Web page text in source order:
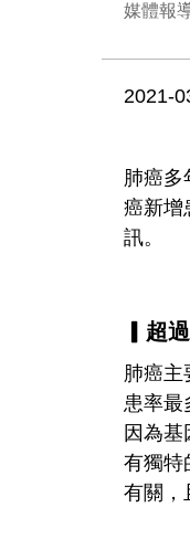
媒體報
2021-
肺癌多
癌新增
訊。
▎超
肺癌主
患率最
因為
有獨特
有關，